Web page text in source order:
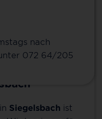
Siegelsbach ist
nach
072 64/205